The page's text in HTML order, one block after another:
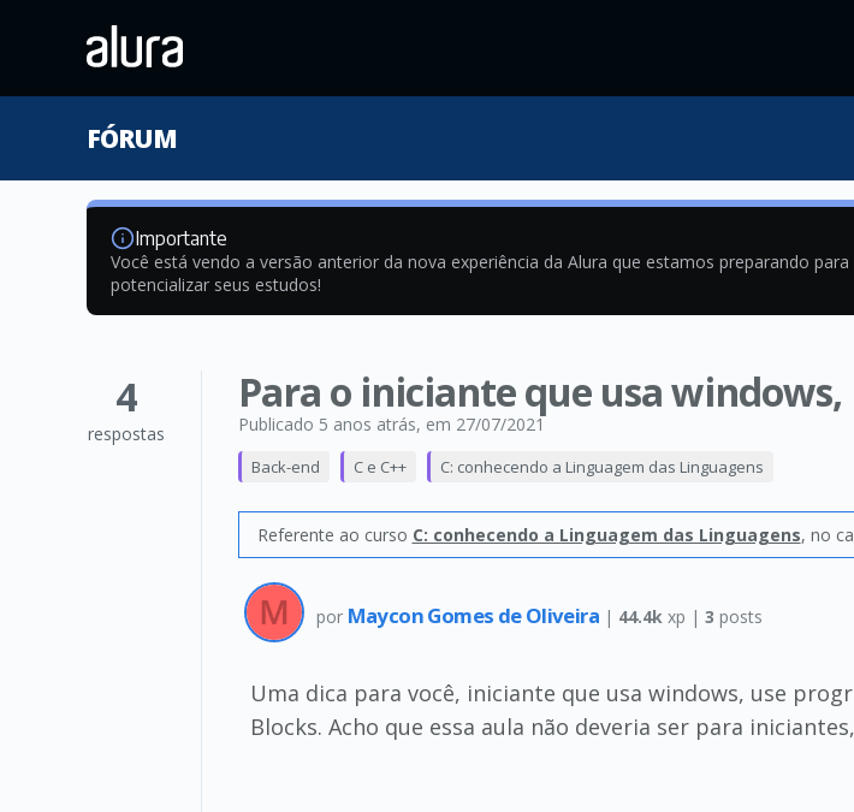
FÓRUM
Importante
Você está vendo a versão anterior da nova experiência da Alura que estamos preparando
potencializar seus estudos!
4
respostas
Para o iniciante que usa windows,
Publicado 5 anos atrás, em 27/07/2021
Back-end C e C++ C: conhecendo a Linguagem das Linguagens
Referente ao curso C: conhecendo a Linguagem das Linguagens, no
por Maycon Gomes de Oliveira | 44.4k xp | 3 posts
Uma dica para você, iniciante que usa windows, use
Blocks. Acho que essa aula não deveria ser para